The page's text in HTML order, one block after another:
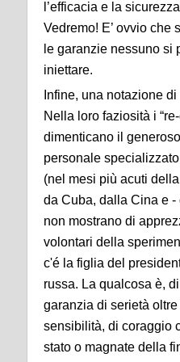
l’efficacia e la
Vedremo! E’ ovvio che
le garanzie nessuno si
iniettare.
Infine, una notazione
Nella loro faziosità i
dimenticano il
personale
(nel mesi più acuti
da Cuba, dalla Cina e
non mostrano di
volontari della
c'é la figlia del
russa. La qualcosa è,
garanzia di serietà
sensibilità, di coraggio
stato o magnate della